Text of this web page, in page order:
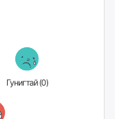
Гунигтай (0)